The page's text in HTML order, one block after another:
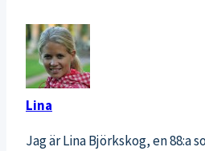
Lina
Jag är Lina Björkskog, en 88:a